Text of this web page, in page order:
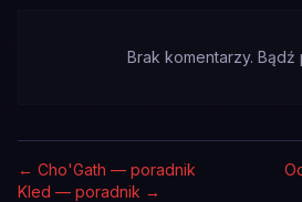
Brak komentarzy. Bądź
← Cho'Gath — poradnik
Kled — poradnik →